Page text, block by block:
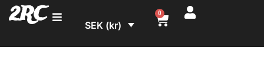
2RC SEK (kr)
0